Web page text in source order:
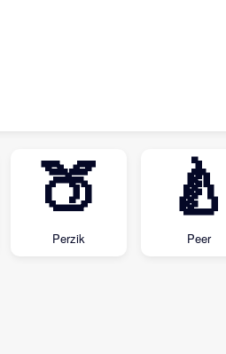
🍑
Perzik
🍐
Peer